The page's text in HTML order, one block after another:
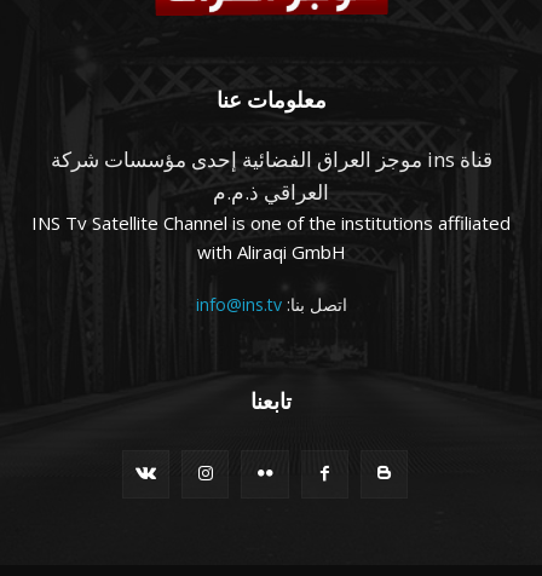
معلومات عنا
قناة ins موجز العراق الفضائية إحدى مؤسسات شركة
العراقي ذ.م.م
INS Tv Satellite Channel is one of the institutions affiliated
with Aliraqi GmbH
اتصل بنا:info@ins.tv
تابعنا